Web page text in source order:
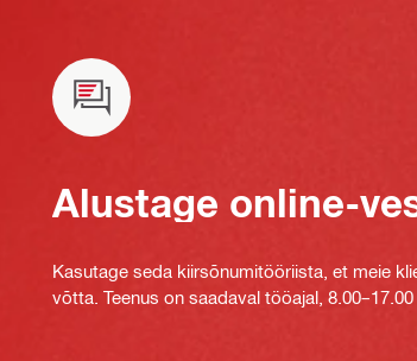
Alustage online-
Kasutage seda kiirsõnumitööriista, et meie
võtta. Teenus on saadaval tööajal, 8.00–17.00